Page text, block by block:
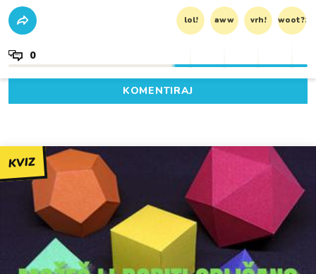
lol! aww vrh! woot?!
0
KOMENTIRAJ
KVIZ